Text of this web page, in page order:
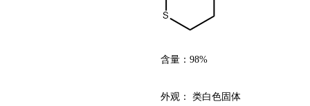
含量： 98%
外观： 类白色固体